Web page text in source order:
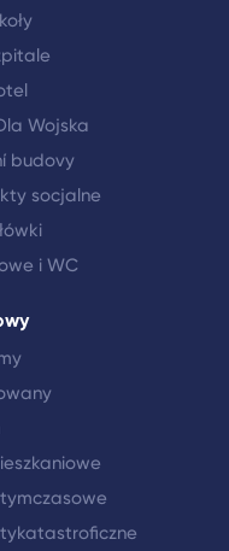
Wojska
budovy
socjalne
i WC